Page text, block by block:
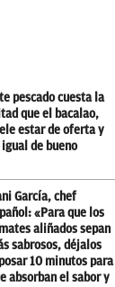
pescado cuesta la
que el bacalao,
estar de oferta y
igual de bueno
García, chef
«Para que los
aliñados sepan
sabrosos, déjalos
10 minutos para
absorban el sabor y